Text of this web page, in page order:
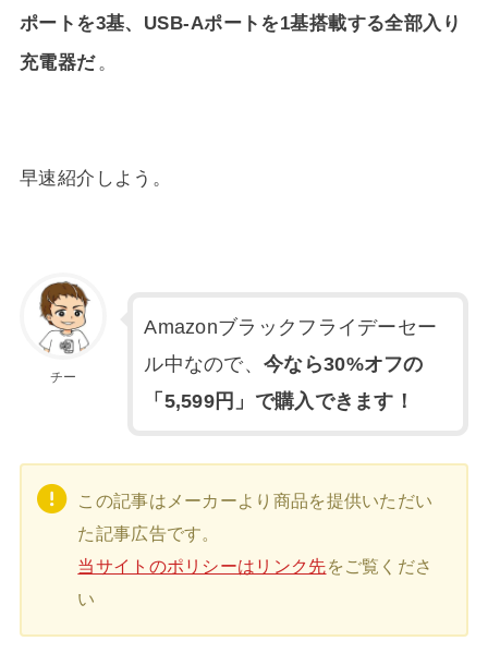
ポートを3基、USB-Aポートを1基搭載する全部入り
充電器だ。
早速紹介しよう。
チー
Amazonブラックフライデーセー
ル中なので、今なら30%オフの
「5,599円」で購入できます！
この記事はメーカーより商品を提供いただい
た記事広告です。
当サイトのポリシーはリンク先をご覧くださ
い